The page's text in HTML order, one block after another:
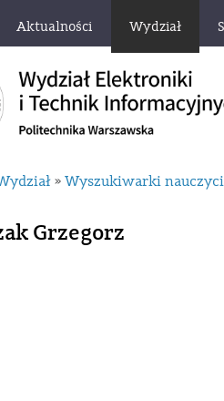
Aktualności Wydział
» Wyszukiwarki
Grzegorz